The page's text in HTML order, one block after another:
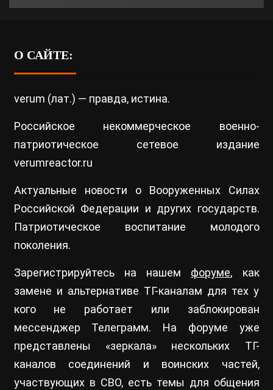
О САЙТЕ:
verum (лат.) — правда, истина.
Российское некоммерческое военно-
патриотическое сетевое издание
verumreactor.ru
Актуальные новости о Вооруженных Силах
Российской Федерации и других государств.
Патриотическое воспитание молодого
поколения.
Зарегистрируйтесь на нашем форуме, как
замене и альтернативе ТГ-каналам для тех у
кого не работает или заблокирован
мессенджер Телеграмм. На форуме уже
представлены «зеркала» нескольких ТГ-
каналов соединений и воинских частей,
участвующих в СВО, есть темы для общения